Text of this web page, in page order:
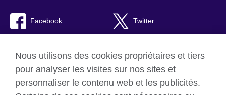
Facebook Twitter
Nous utilisons des cookies propriétaires et tiers
pour analyser les visites sur nos sites et
personnaliser le contenu web et les publicités.